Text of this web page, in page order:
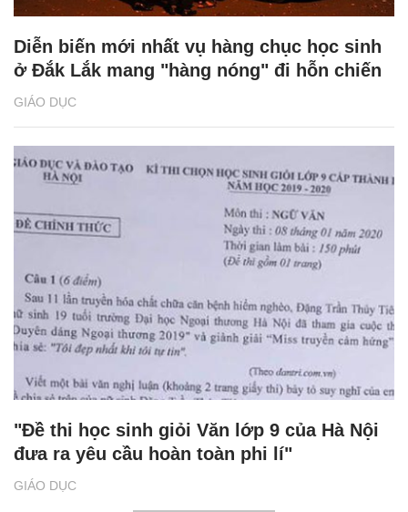
GIÁO DỤC
Diễn biến mới nhất vụ hàng chục học sinh
ở Đắk Lắk mang "hàng nóng" đi hỗn chiến
GIÁO DỤC
"Đề thi học sinh giỏi Văn lớp 9 của Hà Nội
đưa ra yêu cầu hoàn toàn phi lí"